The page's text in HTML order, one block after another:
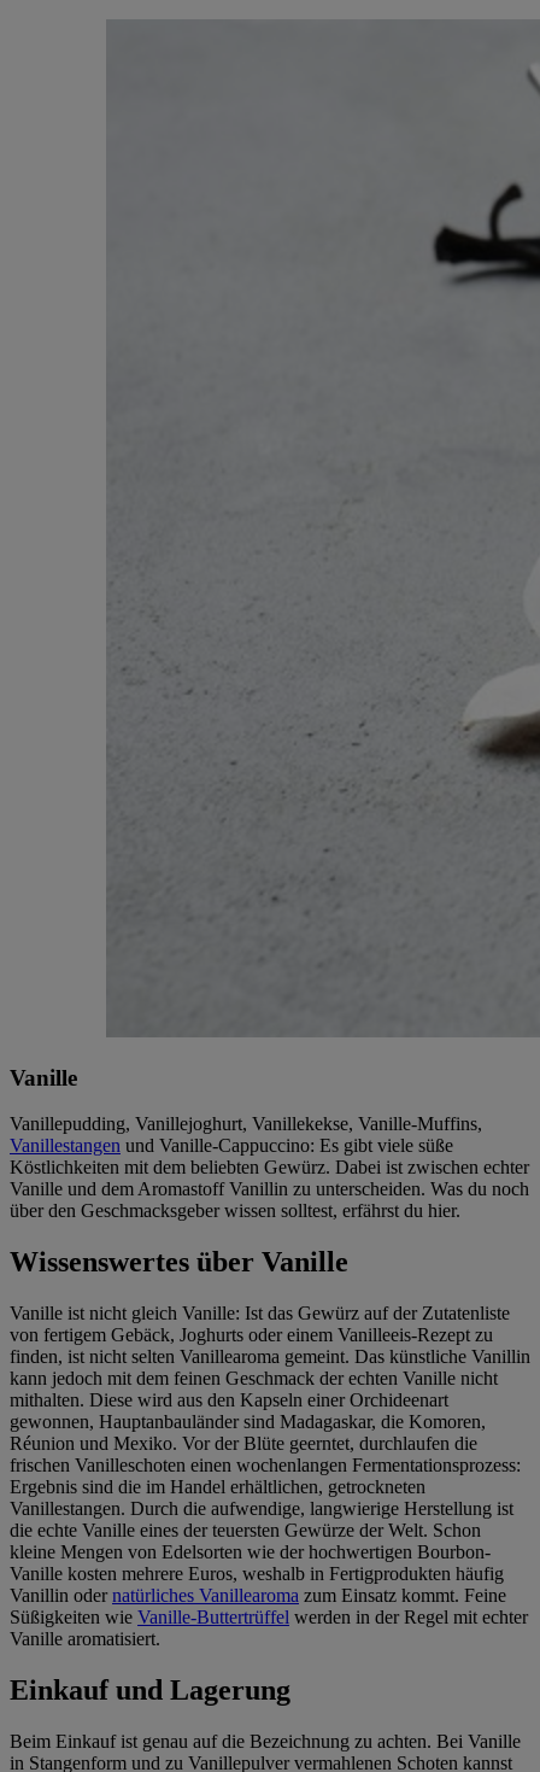
Vanille
Vanillepudding, Vanillejoghurt, Vanillekekse, Vanille-Muffins,
Vanillestangen und Vanille-Cappuccino: Es gibt viele süße
Köstlichkeiten mit dem beliebten Gewürz. Dabei ist zwischen echter
Vanille und dem Aromastoff Vanillin zu unterscheiden. Was du noch
über den Geschmacksgeber wissen solltest, erfährst du hier.
Wissenswertes über Vanille
Vanille ist nicht gleich Vanille: Ist das Gewürz auf der Zutatenliste
von fertigem Gebäck, Joghurts oder einem Vanilleeis-Rezept zu
finden, ist nicht selten Vanillearoma gemeint. Das künstliche Vanillin
kann jedoch mit dem feinen Geschmack der echten Vanille nicht
mithalten. Diese wird aus den Kapseln einer Orchideenart
gewonnen, Hauptanbauländer sind Madagaskar, die Komoren,
Réunion und Mexiko. Vor der Blüte geerntet, durchlaufen die
frischen Vanilleschoten einen wochenlangen Fermentationsprozess:
Ergebnis sind die im Handel erhältlichen, getrockneten
Vanillestangen. Durch die aufwendige, langwierige Herstellung ist
die echte Vanille eines der teuersten Gewürze der Welt. Schon
kleine Mengen von Edelsorten wie der hochwertigen Bourbon-
Vanille kosten mehrere Euros, weshalb in Fertigprodukten häufig
Vanillin odernatürliches Vanillearoma zum Einsatz kommt. Feine
Süßigkeiten wie Vanille-Buttertrüffel werden in der Regel mit echter
Vanille aromatisiert.
Einkauf und Lagerung
Beim Einkauf ist genau auf die Bezeichnung zu achten. Bei Vanille
in Stangenform und zu Vanillepulver vermahlenen Schoten kannst